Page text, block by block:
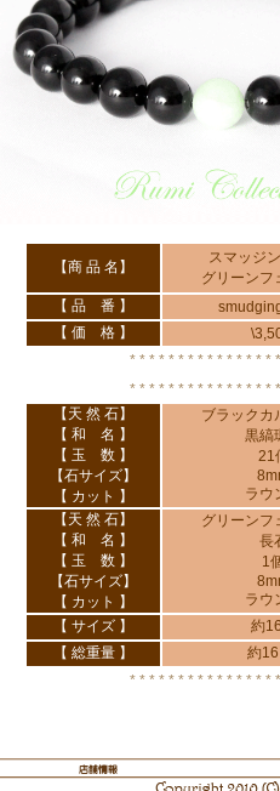
【商 品 名】
スマッジ
グリーンフ
【 品 番 】
【 価 格 】
* * * * * * * * * * * * * * *
* * * * * * * * * * * * * * *
【天 然 石】
【 和 名 】
【 玉 数 】
【石サイズ】
【 カット 】
ブラックカ
黒縞
21
ラウ
【天 然 石】
【 和 名 】
【 玉 数 】
【石サイズ】
【 カット 】
グリーンフ
長
1
ラウ
【 サイズ 】
約
【 総重量 】
約
* * * * * * * * * * * * * * *